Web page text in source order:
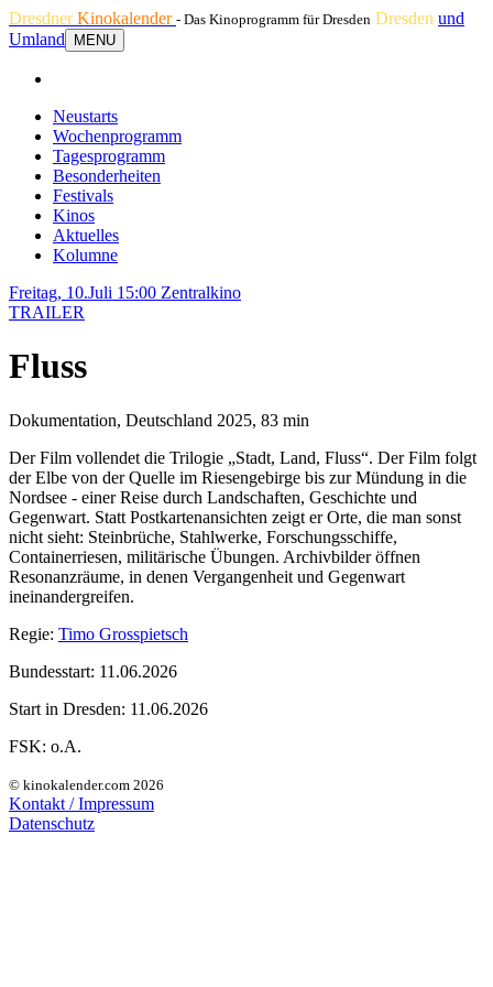
DresdnerKinokalender - Das Kinoprogramm für Dresden Dresden und
Umland
MENU
Neustarts
Wochenprogramm
Tagesprogramm
Besonderheiten
Festivals
Kinos
Aktuelles
Kolumne
Freitag, 10.Juli 15:00 Zentralkino
TRAILER
Fluss
Dokumentation, Deutschland 2025, 83 min
Der Film vollendet die Trilogie „Stadt, Land, Fluss“. Der Film folgt
der Elbe von der Quelle im Riesengebirge bis zur Mündung in die
Nordsee - einer Reise durch Landschaften, Geschichte und
Gegenwart. Statt Postkartenansichten zeigt er Orte, die man sonst
nicht sieht: Steinbrüche, Stahlwerke, Forschungsschiffe,
Containerriesen, militärische Übungen. Archivbilder öffnen
Resonanzräume, in denen Vergangenheit und Gegenwart
ineinandergreifen.
Regie: Timo Grosspietsch
Bundesstart: 11.06.2026
Start in Dresden: 11.06.2026
FSK: o.A.
© kinokalender.com 2026
Kontakt / Impressum
Datenschutz